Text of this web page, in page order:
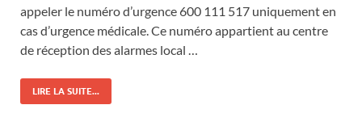
appeler le numéro d’urgence 600 111 517 uniquement en
cas d’urgence médicale. Ce numéro appartient au centre
de réception des alarmes local …
LIRE LA SUITE...